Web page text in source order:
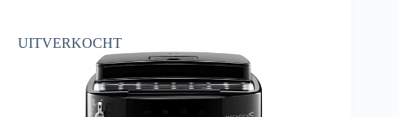
UITVERKOCHT